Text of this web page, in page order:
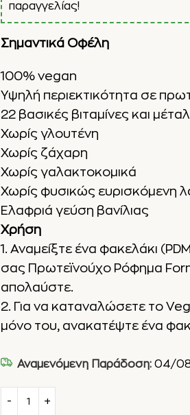
παραγγελίας!
Σημαντικά Οφέλη
100% vegan
Υψηλή περιεκτικότητα σε
22 βασικές βιταμίνες και
Χωρίς γλουτένη
Χωρίς ζάχαρη
Χωρίς γαλακτοκομικά
Χωρίς φυσικώς ευρισκόμενη
Ελαφριά γεύση βανίλιας
Χρήση
1. Αναμείξτε ένα φακελάκι
σας Πρωτεϊνούχο Ρόφημα
απολαύστε.
2. Για να καταναλώσετε το
μόνο του, ανακατέψτε ένα
Αναμενόμενη Παράδοση: 04/